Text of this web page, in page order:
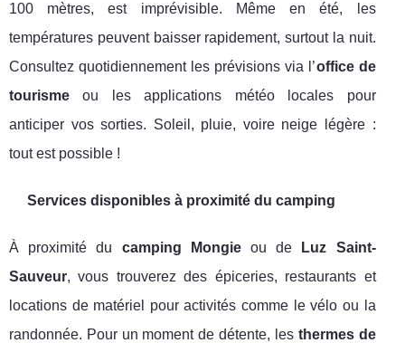
100 mètres, est imprévisible. Même en été, les
températures peuvent baisser rapidement, surtout la nuit.
Consultez quotidiennement les prévisions via l’office de
tourisme ou les applications météo locales pour
anticiper vos sorties. Soleil, pluie, voire neige légère :
tout est possible !
Services disponibles à proximité du camping
À proximité du camping Mongieou de
Luz Saint-
Sauveur, vous trouverez des épiceries, restaurants et
locations de matériel pour activités comme le vélo ou la
randonnée. Pour un moment de détente, les thermes de